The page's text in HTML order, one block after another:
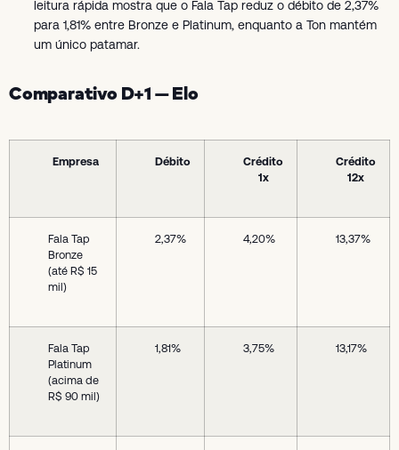
leitura rápida mostra que o Fala Tap reduz o débito de 2,37%
para 1,81% entre Bronze e Platinum, enquanto a Ton mantém
um único patamar.
Comparativo D+1 — Elo
Empresa Débito
Crédito
1x
Crédito
12x
Fala Tap
Bronze
(até R$ 15
mil)
2,37% 4,20% 13,37%
Fala Tap
Platinum
(acima de
R$ 90 mil)
1,81% 3,75% 13,17%